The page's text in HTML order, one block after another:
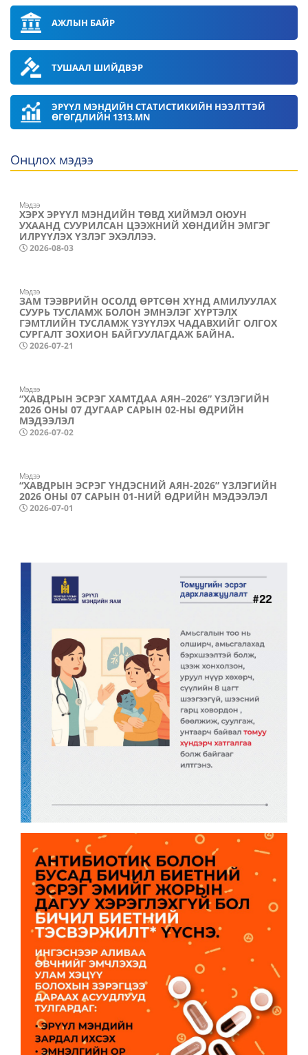
АЖЛЫН БАЙР
ТУШААЛ ШИЙДВЭР
ЭРҮҮЛ МЭНДИЙН СТАТИСТИКИЙН НЭЭЛТТЭЙ
ӨГӨГДЛИЙН 1313.MN
Онцлох мэдээ
Мэдээ
ХЭРХ ЭРҮҮЛ МЭНДИЙН ТӨВД ХИЙМЭЛ ОЮУН
УХААНД СУУРИЛСАН ЦЭЭЖНИЙ ХӨНДИЙН ЭМГЭГ
ИЛРҮҮЛЭХ ҮЗЛЭГ ЭХЭЛЛЭЭ.
2026-08-03
Мэдээ
ЗАМ ТЭЭВРИЙН ОСОЛД ӨРТСӨН ХҮНД АМИЛУУЛАХ
СУУРЬ ТУСЛАМЖ БОЛОН ЭМНЭЛЭГ ХҮРТЭЛХ
ГЭМТЛИЙН ТУСЛАМЖ ҮЗҮҮЛЭХ ЧАДАВХИЙГ ОЛГОХ
СУРГАЛТ ЗОХИОН БАЙГУУЛАГДАЖ БАЙНА.
2026-07-21
Мэдээ
“ХАВДРЫН ЭСРЭГ ХАМТДАА АЯН–2026” ҮЗЛЭГИЙН
2026 ОНЫ 07 ДУГААР САРЫН 02-НЫ ӨДРИЙН
МЭДЭЭЛЭЛ
2026-07-02
Мэдээ
“ХАВДРЫН ЭСРЭГ ҮНДЭСНИЙ АЯН-2026” ҮЗЛЭГИЙН
2026 ОНЫ 07 САРЫН 01-НИЙ ӨДРИЙН МЭДЭЭЛЭЛ
2026-07-01